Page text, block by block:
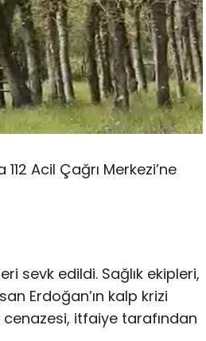
Acil Çağrı Merkezi’ne
sevk edildi. Sağlık ekipleri,
Erdoğan’ın kalp krizi
cenazesi, itfaiye tarafından